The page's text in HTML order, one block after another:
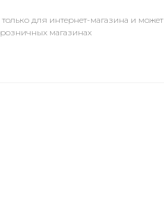
только для интернет-магазина и может
розничных магазинах